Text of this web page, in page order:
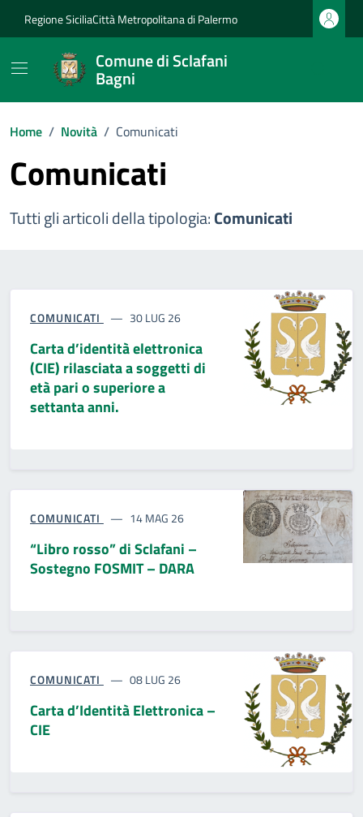
Regione SiciliaCittà Metropolitana di Palermo
Comune di Sclafani
Bagni
Home / Novità / Comunicati
Comunicati
Tutti gli articoli della tipologia:Comunicati
COMUNICATI 30 LUG 26
Carta d’identità elettronica
(CIE) rilasciata a soggetti di
età pari o superiore a
settanta anni.
COMUNICATI 14 MAG 26
“Libro rosso” di Sclafani –
Sostegno FOSMIT – DARA
COMUNICATI 08 LUG 26
Carta d’Identità Elettronica –
CIE